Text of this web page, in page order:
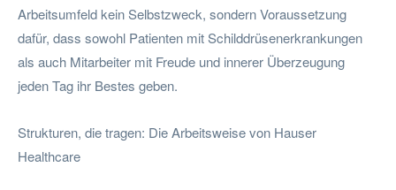
Arbeitsumfeld kein Selbstzweck, sondern Voraussetzung
dafür, dass sowohl Patienten mit Schilddrüsenerkrankungen
als auch Mitarbeiter mit Freude und innerer Überzeugung
jeden Tag ihr Bestes geben.
Strukturen, die tragen: Die Arbeitsweise von Hauser
Healthcare